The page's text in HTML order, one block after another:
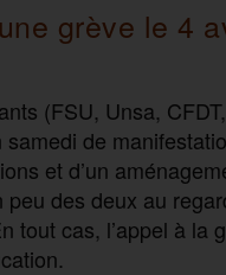
grève le 4
(FSU, Unsa,
de
et d’un
peu des deux au
cas, l’appel à la